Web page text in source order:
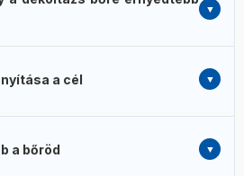
arc finom ráncainál és tónusát
arcprogramok (köztük a
lifting program) támogathatják a
és a bőr rugalmasságát célzó
támogatást a feszesebb
a cél
a striák (terhességi csíkok)
A kontrollált hő az irharéteg
támogathatja, ami fokozatosan
a bőröd